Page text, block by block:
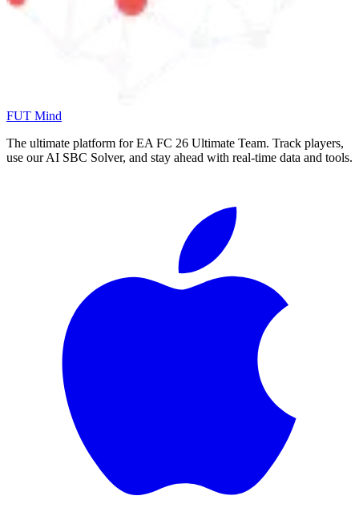
FUT Mind
The ultimate platform for EA FC 26 Ultimate Team. Track players,
use our AI SBC Solver, and stay ahead with real-time data and tools.